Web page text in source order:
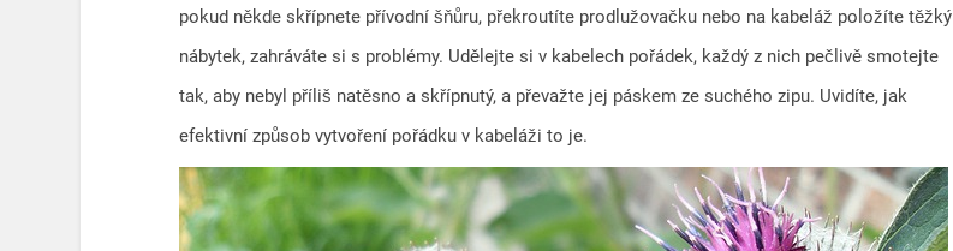
pokud někde skřípnete přívodní šňůru, překroutíte prodlužovačku nebo na kabeláž položíte těžký
nábytek, zahráváte si s problémy. Udělejte si v kabelech pořádek, každý z nich pečlivě smotejte
tak, aby nebyl příliš natěsno a skřípnutý, a převažte jej páskem ze suchého zipu. Uvidíte, jak
efektivní způsob vytvoření pořádku v kabeláži to je.